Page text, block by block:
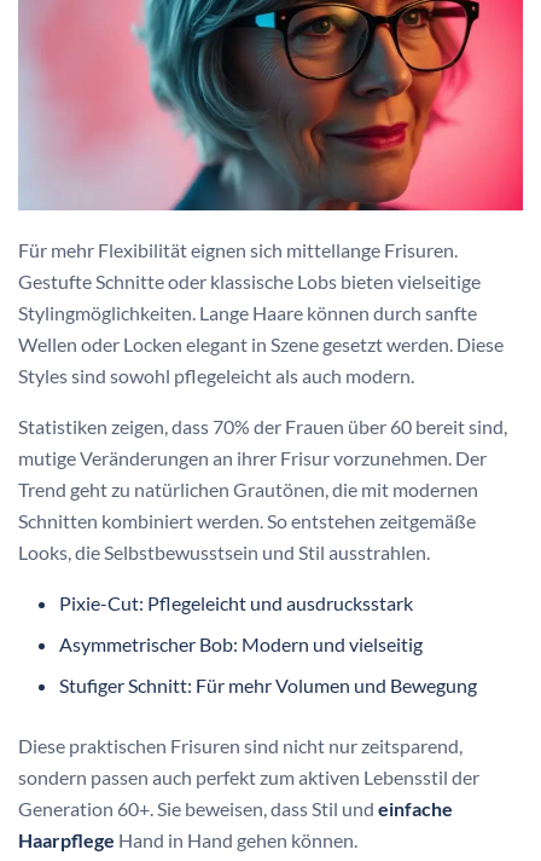
Für mehr Flexibilität eignen sich mittellange Frisuren.
Gestufte Schnitte oder klassische Lobs bieten vielseitige
Stylingmöglichkeiten. Lange Haare können durch sanfte
Wellen oder Locken elegant in Szene gesetzt werden. Diese
Styles sind sowohl pflegeleicht als auch modern.
Statistiken zeigen, dass 70% der Frauen über 60 bereit sind,
mutige Veränderungen an ihrer Frisur vorzunehmen. Der
Trend geht zu natürlichen Grautönen, die mit modernen
Schnitten kombiniert werden. So entstehen zeitgemäße
Looks, die Selbstbewusstsein und Stil ausstrahlen.
Pixie-Cut: Pflegeleicht und ausdrucksstark
Asymmetrischer Bob: Modern und vielseitig
Stufiger Schnitt: Für mehr Volumen und Bewegung
Diese praktischen Frisuren sind nicht nur zeitsparend,
sondern passen auch perfekt zum aktiven Lebensstil der
Generation 60+. Sie beweisen, dass Stil und einfache
Haarpflege Hand in Hand gehen können.